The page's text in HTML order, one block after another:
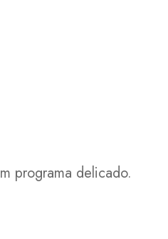
programa delicado.